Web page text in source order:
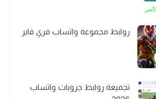
روابط مجموعة واتساب فري فاير
تجميعة روابط جروبات واتساب